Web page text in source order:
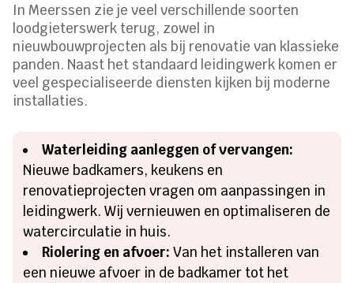
In Meerssen zie je veel verschillende soorten
loodgieterswerk terug, zowel in
nieuwbouwprojecten als bij renovatie van klassieke
panden. Naast het standaard leidingwerk komen er
veel gespecialiseerde diensten kijken bij moderne
installaties.
Waterleiding aanleggen of vervangen:
Nieuwe badkamers, keukens en
renovatieprojecten vragen om aanpassingen in
leidingwerk. Wij vernieuwen en optimaliseren de
watercirculatie in huis.
Riolering en afvoer: Van het installeren van
een nieuwe afvoer in de badkamer tot het